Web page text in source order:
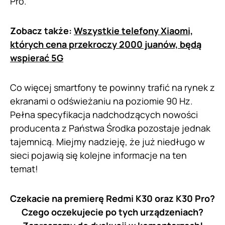
Zobacz także: Wszystkie telefony Xiaomi,
których cena przekroczy 2000 juanów, będą
wspierać 5G
Co więcej smartfony te powinny trafić na rynek z
ekranami o odświeżaniu na poziomie 90 Hz.
Pełna specyfikacja nadchodzących nowości
producenta z Państwa Środka pozostaje jednak
tajemnicą. Miejmy nadzieję, że już niedługo w
sieci pojawią się kolejne informacje na ten
temat!
Czekacie na premierę Redmi K30 oraz K30 Pro?
Czego oczekujecie po tych urządzeniach?